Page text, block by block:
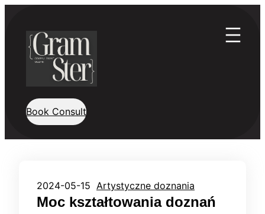
Book Consult
2024-05-15 Artystyczne doznania
Moc kształtowania doznań